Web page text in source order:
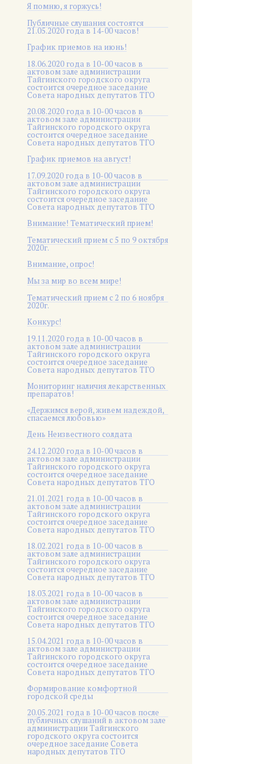
Я помню, я горжусь!
Публичные слушания состоятся
21.05.2020 года в 14-00 часов!
График приемов на июнь!
18.06.2020 года в 10-00 часов в
актовом зале администрации
Тайгинского городского округа
состоится очередное заседание
Совета народных депутатов ТГО
20.08.2020 года в 10-00 часов в
актовом зале администрации
Тайгинского городского округа
состоится очередное заседание
Совета народных депутатов ТГО
График приемов на август!
17.09.2020 года в 10-00 часов в
актовом зале администрации
Тайгинского городского округа
состоится очередное заседание
Совета народных депутатов ТГО
Внимание! Тематический прием!
Тематический прием с 5 по 9 октября
2020г.
Внимание, опрос!
Мы за мир во всем мире!
Тематический прием с 2 по 6 ноября
2020г.
Конкурс!
19.11.2020 года в 10-00 часов в
актовом зале администрации
Тайгинского городского округа
состоится очередное заседание
Совета народных депутатов ТГО
Мониторинг наличия лекарственных
препаратов!
«Держимся верой, живем надеждой,
спасаемся любовью»
День Неизвестного солдата
24.12.2020 года в 10-00 часов в
актовом зале администрации
Тайгинского городского округа
состоится очередное заседание
Совета народных депутатов ТГО
21.01.2021 года в 10-00 часов в
актовом зале администрации
Тайгинского городского округа
состоится очередное заседание
Совета народных депутатов ТГО
18.02.2021 года в 10-00 часов в
актовом зале администрации
Тайгинского городского округа
состоится очередное заседание
Совета народных депутатов ТГО
18.03.2021 года в 10-00 часов в
актовом зале администрации
Тайгинского городского округа
состоится очередное заседание
Совета народных депутатов ТГО
15.04.2021 года в 10-00 часов в
актовом зале администрации
Тайгинского городского округа
состоится очередное заседание
Совета народных депутатов ТГО
Формирование комфортной
городской среды
20.05.2021 года в 10-00 часов после
публичных слушаний в актовом зале
администрации Тайгинского
городского округа состоится
очередное заседание Совета
народных депутатов ТГО